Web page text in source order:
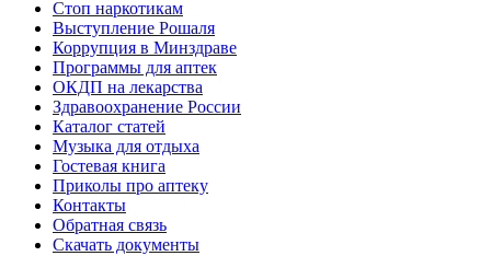
Стоп наркотикам
Выступление Рошаля
Коррупция в Минздраве
Программы для аптек
ОКДП на лекарства
Здравоохранение России
Каталог статей
Музыка для отдыха
Гостевая книга
Приколы про аптеку
Контакты
Обратная связь
Скачать документы